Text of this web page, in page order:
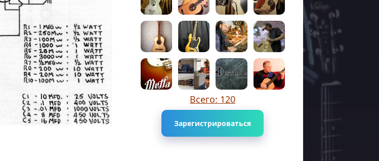
Всего: 120
Зарегистрироваться